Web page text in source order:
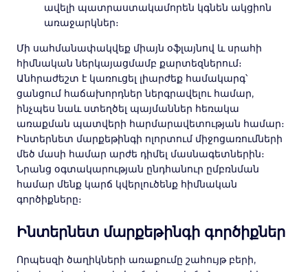
ավելի պատրաստակամորեն կգնեն ակցիոն
առաջարկներ։
Մի սահմանափակվեք միայն օֆլայնով և սրահի
հիմնական ներկայացմամբ քարտեզներում։
Անհրաժեշտ է կառուցել լիարժեք համակարգ՝
ցանցում հաճախորդներ ներգրավելու համար,
ինչպես նաև ստեղծել պայմաններ հեռակա
առաքման պատվերի հարմարավետության համար։
Ինտերնետ մարքեթինգի ոլորտում միջոցառումների
մեծ մասի համար արժե դիմել մասնագետներին։
Նրանց օգտակարության ընդհանուր ըմբռնման
համար մենք կարճ կվերլուծենք հիմնական
գործիքները։
Ինտերնետ մարքեթինգի գործիքներ
Որպեսզի ծաղիկների առաքումը շահույթ բերի,